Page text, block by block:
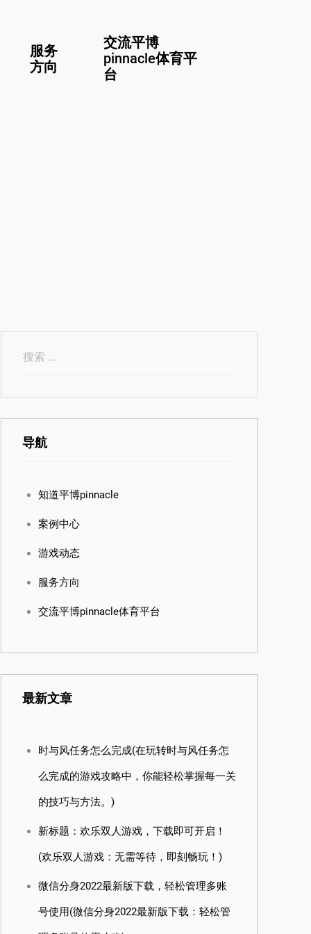
服务
方向
交流平博
pinnacle体育平
台
导航
知道平博pinnacle
案例中心
游戏动态
服务方向
交流平博pinnacle体育平台
最新文章
时与风任务怎么完成(在玩转时与风任务怎
么完成的游戏攻略中，你能轻松掌握每一关
的技巧与方法。)
新标题：欢乐双人游戏，下载即可开启！
(欢乐双人游戏：无需等待，即刻畅玩！)
微信分身2022最新版下载，轻松管理多账
号使用(微信分身2022最新版下载：轻松管